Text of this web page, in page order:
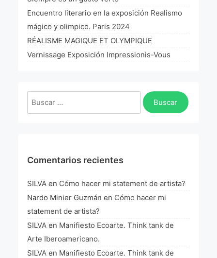
La Fórmula Científica Del Arte
Manifiesto Ecoarte
Association Paris
Encuentro literario en la exposición Realismo
mágico y olimpico. Paris 2024
RÉALISME MAGIQUE ET OLYMPIQUE
Vernissage Exposición Impressionis-Vous
Buscar:
Comentarios recientes
SILVA en Cómo hacer mi statement de artista?
Nardo Minier Guzmán en Cómo hacer mi
statement de artista?
SILVA en Manifiesto Ecoarte. Think tank de
Arte Iberoamericano.
SILVA en Manifiesto Ecoarte. Think tank de